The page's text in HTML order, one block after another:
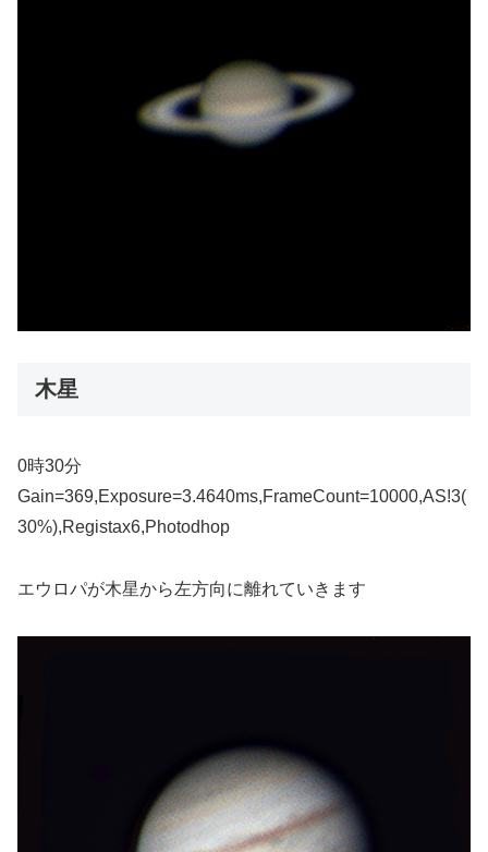
木星
0時30分
Gain=369,Exposure=3.4640ms,FrameCount=10000,AS!3(
30%),Registax6,Photodhop
エウロパが木星から左方向に離れていきます